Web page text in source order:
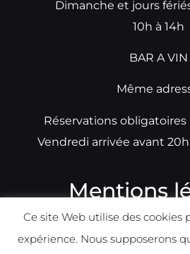
Dimanche et jours
10h à 14h
BAR A VIN
Même
Réservations
Vendredi arrivée avant
Mentions
Ce site Web utilise des cookies
expérience. Nous supposerons